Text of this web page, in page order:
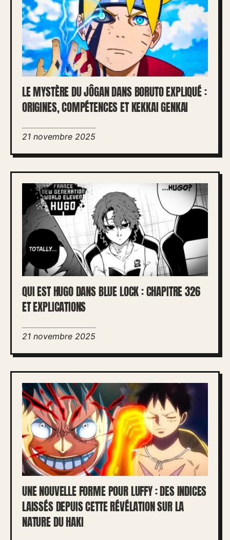
LE MYSTÈRE DU JÔGAN DANS BORUTO EXPLIQUÉ :
ORIGINES, COMPÉTENCES ET KEKKAI GENKAI
21 novembre 2025
QUI EST HUGO DANS BLUE LOCK : CHAPITRE 326
ET EXPLICATIONS
21 novembre 2025
UNE NOUVELLE FORME POUR LUFFY : DES INDICES
LAISSÉS DEPUIS CETTE RÉVÉLATION SUR LA
NATURE DU HAKI